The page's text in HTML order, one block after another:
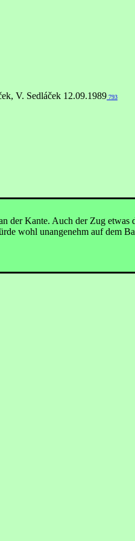
V. Sedláček 12.09.1989 793
der Kante. Auch der Zug
wohl unangenehm auf dem